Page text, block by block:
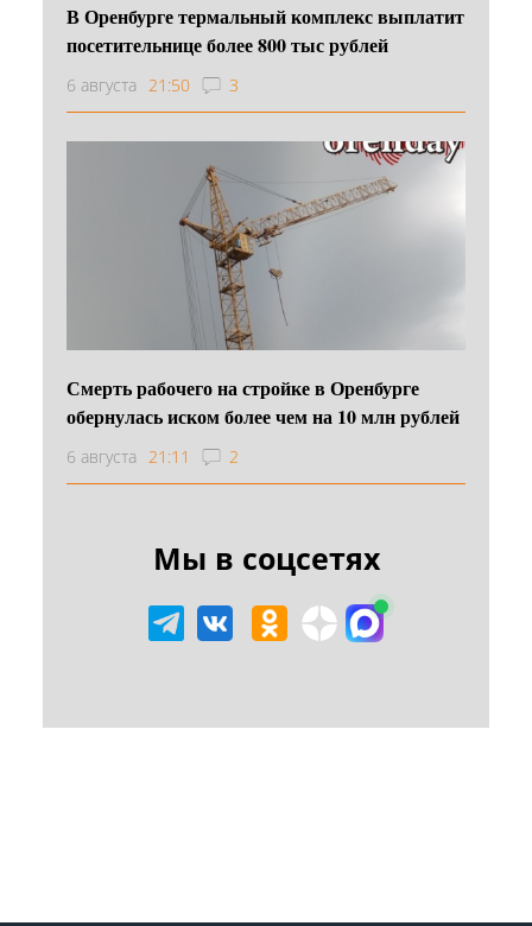
В Оренбурге термальный комплекс выплатит
посетительнице более 800 тыс рублей
6 августа 21:50 3
Смерть рабочего на стройке в Оренбурге
обернулась иском более чем на 10 млн рублей
6 августа 21:11 2
Мы в соцсетях